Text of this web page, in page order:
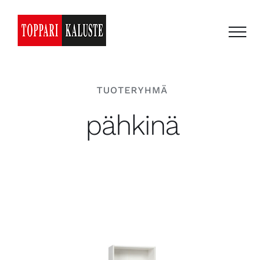
content
TUOTERYHMÄ
pähkinä